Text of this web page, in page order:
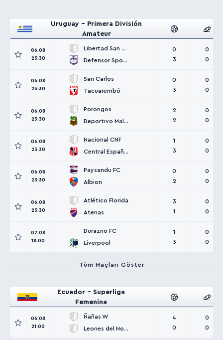
Uruguay - Primera División
Amateur
06.08
23:30
Libertad San Carlos
Defensor Sporting
0
3
0
0
06.08
23:30
San Carlos
Tacuarembó
0
3
0
0
06.08
23:30
Porongos
Deportivo Maldonado
2
2
0
0
06.08
23:30
Nacional CNF
Central Español
1
3
0
0
06.08
23:30
Paysandu FC
Albion
0
2
0
0
06.08
23:30
Atlético Florida
Atenas
3
1
0
0
07.08
18:00
Durazno FC
Liverpool
1
3
0
0
Tüm Maçları Göster
Ecuador - Superliga
Femenina
06.08
21:00
Ñañas W
Leones del Norte W
4
0
0
0